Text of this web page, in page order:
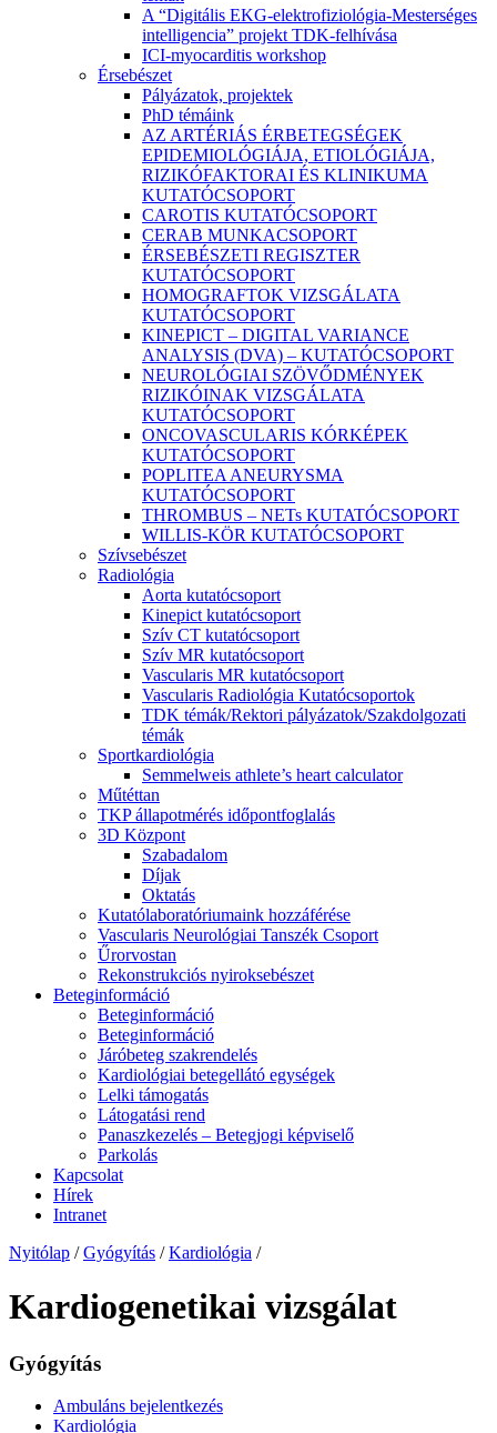
A “Digitális EKG-elektrofiziológia-Mesterséges
intelligencia” projekt TDK-felhívása
ICI-myocarditis workshop
Érsebészet
Pályázatok, projektek
PhD témáink
AZ ARTÉRIÁS ÉRBETEGSÉGEK
EPIDEMIOLÓGIÁJA, ETIOLÓGIÁJA,
RIZIKÓFAKTORAI ÉS KLINIKUMA
KUTATÓCSOPORT
CAROTIS KUTATÓCSOPORT
CERAB MUNKACSOPORT
ÉRSEBÉSZETI REGISZTER
KUTATÓCSOPORT
HOMOGRAFTOK VIZSGÁLATA
KUTATÓCSOPORT
KINEPICT – DIGITAL VARIANCE
ANALYSIS (DVA) – KUTATÓCSOPORT
NEUROLÓGIAI SZÖVŐDMÉNYEK
RIZIKÓINAK VIZSGÁLATA
KUTATÓCSOPORT
ONCOVASCULARIS KÓRKÉPEK
KUTATÓCSOPORT
POPLITEA ANEURYSMA
KUTATÓCSOPORT
THROMBUS – NETs KUTATÓCSOPORT
WILLIS-KÖR KUTATÓCSOPORT
Szívsebészet
Radiológia
Aorta kutatócsoport
Kinepict kutatócsoport
Szív CT kutatócsoport
Szív MR kutatócsoport
Vascularis MR kutatócsoport
Vascularis Radiológia Kutatócsoportok
TDK témák/Rektori pályázatok/Szakdolgozati
témák
Sportkardiológia
Semmelweis athlete’s heart calculator
Műtéttan
TKP állapotmérés időpontfoglalás
3D Központ
Szabadalom
Díjak
Oktatás
Kutatólaboratóriumaink hozzáférése
Vascularis Neurológiai Tanszék Csoport
Űrorvostan
Rekonstrukciós nyiroksebészet
Beteginformáció
Beteginformáció
Beteginformáció
Járóbeteg szakrendelés
Kardiológiai betegellátó egységek
Lelki támogatás
Látogatási rend
Panaszkezelés – Betegjogi képviselő
Parkolás
Kapcsolat
Hírek
Intranet
Nyitólap / Gyógyítás / Kardiológia /
Kardiogenetikai vizsgálat
Gyógyítás
Ambuláns bejelentkezés
Kardiológia